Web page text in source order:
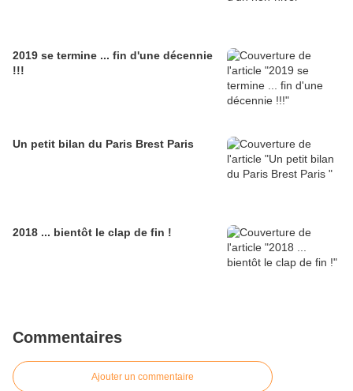
2019 se termine ... fin d'une décennie
!!!
Un petit bilan du Paris Brest Paris
2018 ... bientôt le clap de fin !
Commentaires
Ajouter un commentaire